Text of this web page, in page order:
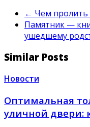
← Чем пролить
Памятник —
ушедшему
Similar Posts
Новости
Оптимальная
уличной двери: